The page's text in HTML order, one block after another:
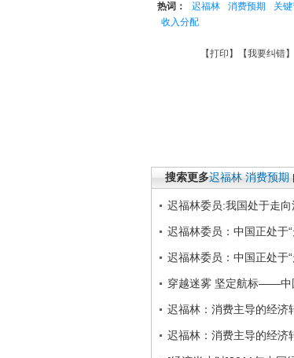
热词： 迟福林 消费预期 关
收入分配
【打印 】【我要纠错
搜索更多迟福林 消费预期
迟福林委员:我国处于走
迟福林委员：中国正处于
迟福林委员：中国正处于
穿越迷雾 坚定航标——中
迟福林：消费主导的经济
迟福林：消费主导的经济